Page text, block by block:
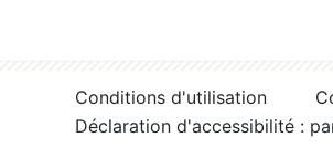
Conditions d'utilisation
Déclaration d'accessibilité :